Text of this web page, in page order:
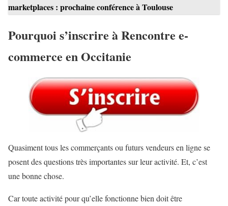
marketplaces : prochaine conférence à Toulouse
Pourquoi s’inscrire à Rencontre e-
commerce en Occitanie
Quasiment tous les commerçants ou futurs vendeurs en ligne se
posent des questions très importantes sur leur activité. Et, c’est
une bonne chose.
Car toute activité pour qu’elle fonctionne bien doit être